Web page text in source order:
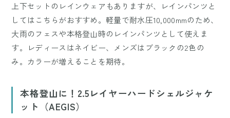
上下セットのレインウェアもありますが、レインパンツと
してはこちらがおすすめ。軽量で耐水圧10,000mmのため、
大雨のフェスや本格登山時のレインパンツとして使えま
す。レディースはネイビー、メンズはブラックの2色の
み。カラーが増えることを期待。
本格登山に！2.5レイヤーハードシェルジャケ
ット（AEGIS）